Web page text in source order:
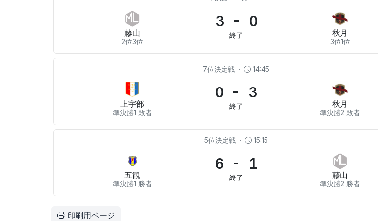
藤山
2位3位
3 - 0
終了 秋月
3位1位
7位決定戦 · 14:45
上宇部
準決勝1 敗者
0 - 3
終了 秋月
準決勝2 敗者
5位決定戦 · 15:15
五観
準決勝1 勝者
6 - 1
終了 藤山
準決勝2 勝者
印刷用ページ